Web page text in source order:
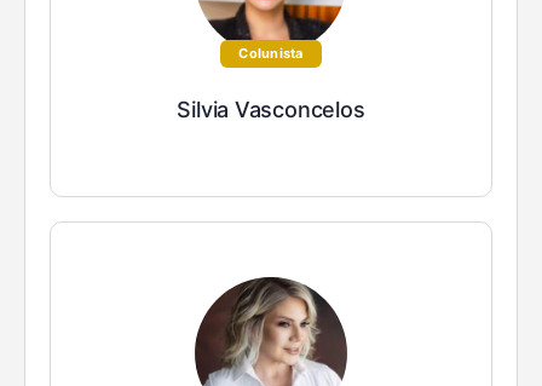
Colunista
Silvia Vasconcelos